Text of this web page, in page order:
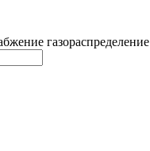
газораспределение